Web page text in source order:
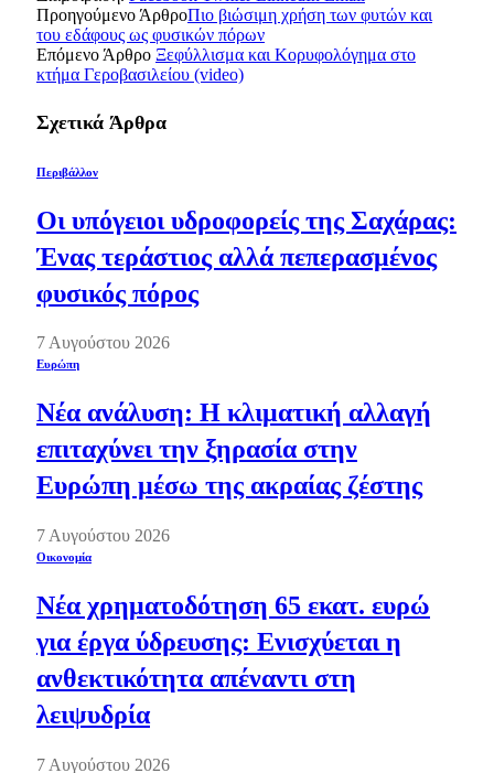
Προηγούμενο ΆρθροΠιο βιώσιμη χρήση των φυτών και
του εδάφους ως φυσικών πόρων
Επόμενο Άρθρο Ξεφύλλισμα και Κορυφολόγημα στο
κτήμα Γεροβασιλείου (video)
Σχετικά Άρθρα
Περιβάλλον
Οι υπόγειοι υδροφορείς της Σαχάρας:
Ένας τεράστιος αλλά πεπερασμένος
φυσικός πόρος
7 Αυγούστου 2026
Ευρώπη
Νέα ανάλυση: Η κλιματική αλλαγή
επιταχύνει την ξηρασία στην
Ευρώπη μέσω της ακραίας ζέστης
7 Αυγούστου 2026
Οικονομία
Νέα χρηματοδότηση 65 εκατ. ευρώ
για έργα ύδρευσης: Ενισχύεται η
ανθεκτικότητα απέναντι στη
λειψυδρία
7 Αυγούστου 2026